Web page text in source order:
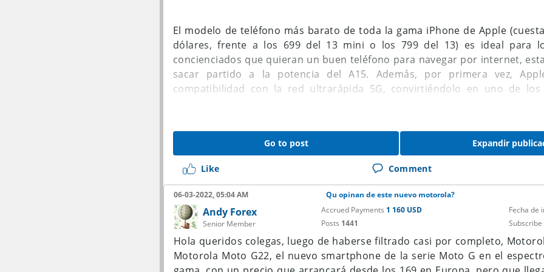
El modelo de teléfono más barato de toda la gama iPhone de Apple
dólares, frente a los 699 del 13 mini o los 799 del 13) es ideal para
concienciados que quieran un buen teléfono para navegar por internet,
sacar partido a la potencia del A15. Además, por primera vez,
compatibilidad con la red ultrarápida 5G, convirtiéndolo en uno de los
Cualquier cliente potencial, sin embargo, debe ser consciente de las
modelo, que vienen impuestas precisamente por su condición de ser el
asequible: la pantalla es de únicamente 4,7 pulgadas, no tiene sensor de
y cuenta con solo una cámara trasera de 12 megapíxeles y una frontal de 7
En este sentido, las cámaras son representativas del conjunto de la
teléfono: las lentes son las mismas que en el modelo SE de 2020, del
diseño del dispositivo es igual al del iPhone 8 de 2017. Una de las
este hecho es que es el único teléfono de Apple que todavía cuenta
Touch ID para identificar al usuario y desbloquear el dispositivo, algo que
Go to post Expandir
Like Comment
06-03-2022, 05:04 AM Qu opinan de este nuevo motorola?
Andy Forex
Senior Member
Accrued Payments 1 160 USD
Posts 1441
Fecha de
Subscribe
Hola queridos colegas, luego de haberse filtrado casi por completo,
Motorola Moto G22, el nuevo smartphone de la serie Moto G en el